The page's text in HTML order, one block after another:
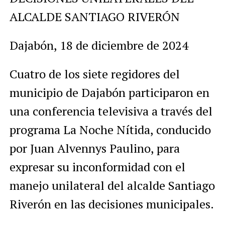
ALCALDE SANTIAGO RIVERÓN
Dajabón, 18 de diciembre de 2024
Cuatro de los siete regidores del
municipio de Dajabón participaron en
una conferencia televisiva a través del
programa La Noche Nítida, conducido
por Juan Alvennys Paulino, para
expresar su inconformidad con el
manejo unilateral del alcalde Santiago
Riverón en las decisiones municipales.